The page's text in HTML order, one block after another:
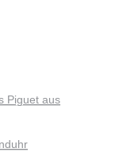
Piguet aus